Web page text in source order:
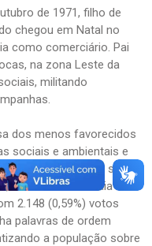
de 1971, filho de
chegou em Natal no
como comerciário. Pai
na zona Leste da
militando
dos menos favorecidos
sociais e ambientais e
comunidades da sua
Santos Reis e Praia do
2.148 (0,59%) votos
palavras de ordem
a população sobre